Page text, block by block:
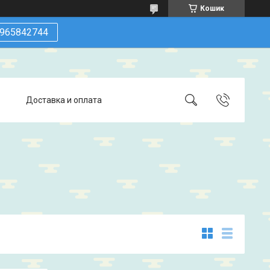
Кошик
Доставка и оплата